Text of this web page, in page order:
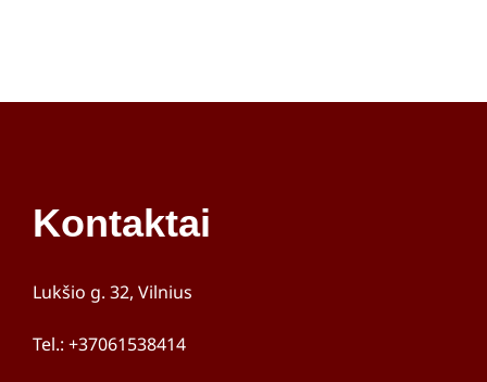
naštą.
Kontaktai
Lukšio g. 32, Vilnius
Tel.: +37061538414